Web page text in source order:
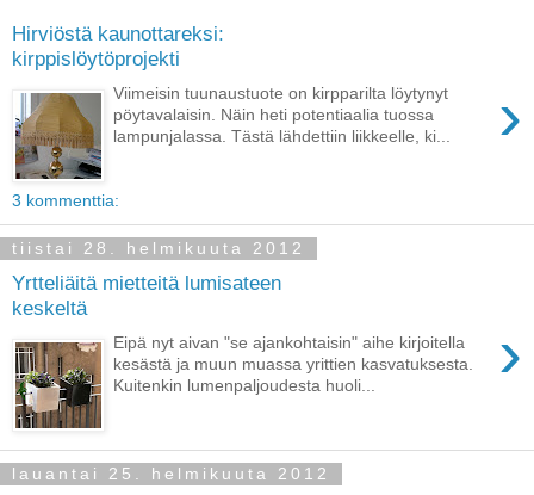
Hirviöstä kaunottareksi:
kirppislöytöprojekti
›
Viimeisin tuunaustuote on kirpparilta löytynyt
pöytavalaisin. Näin heti potentiaalia tuossa
lampunjalassa. Tästä lähdettiin liikkeelle , ki...
3 kommenttia:
tiistai 28. helmikuuta 2012
Yrtteliäitä mietteitä lumisateen
keskeltä
›
Eipä nyt aivan "se ajankohtaisin" aihe kirjoitella
kesästä ja muun muassa yrittien kasvatuksesta.
Kuitenkin lumenpaljoudesta huoli...
lauantai 25. helmikuuta 2012